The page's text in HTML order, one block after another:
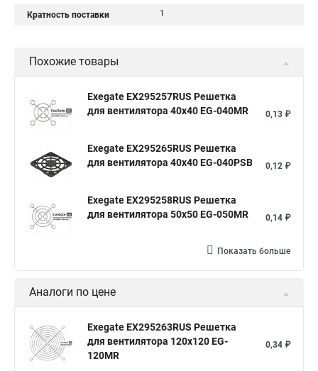
Кратность поставки 1
Похожие товары
Exegate EX295257RUS Решетка
для вентилятора 40x40 EG-040MR
0,13 ₽
Exegate EX295265RUS Решетка
для вентилятора 40x40 EG-040PSB
0,12 ₽
Exegate EX295258RUS Решетка
для вентилятора 50х50 EG-050MR
0,14 ₽
Показать больше
Аналоги по цене
Exegate EX295263RUS Решетка
для вентилятора 120x120 EG-
120MR
0,34 ₽